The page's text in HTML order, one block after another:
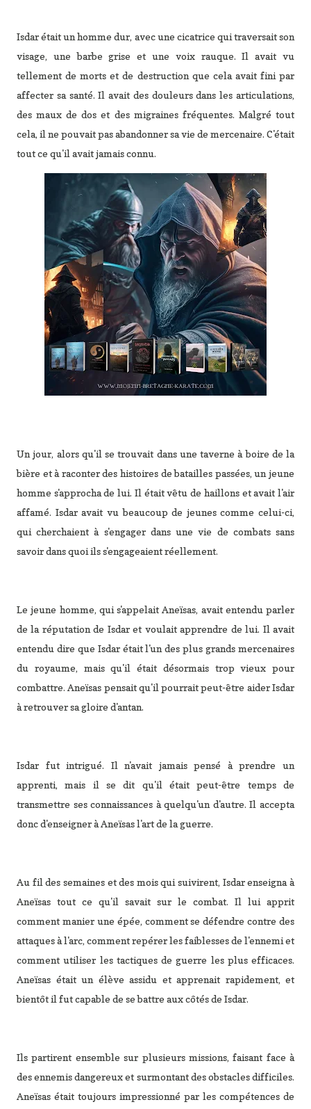
Isdar était un homme dur, avec une cicatrice qui traversait son
visage, une barbe grise et une voix rauque. Il avait vu
tellement de morts et de destruction que cela avait fini par
affecter sa santé. Il avait des douleurs dans les articulations,
des maux de dos et des migraines fréquentes. Malgré tout
cela, il ne pouvait pas abandonner sa vie de mercenaire. C'était
tout ce qu'il avait jamais connu.
Un jour, alors qu'il se trouvait dans une taverne à boire de la
bière et à raconter des histoires de batailles passées, un jeune
homme s'approcha de lui. Il était vêtu de haillons et avait l'air
affamé. Isdar avait vu beaucoup de jeunes comme celui-ci,
qui cherchaient à s'engager dans une vie de combats sans
savoir dans quoi ils s'engageaient réellement.
Le jeune homme, qui s'appelait Aneïsas, avait entendu parler
de la réputation de Isdar et voulait apprendre de lui. Il avait
entendu dire que Isdar était l'un des plus grands mercenaires
du royaume, mais qu'il était désormais trop vieux pour
combattre. Aneïsas pensait qu'il pourrait peut-être aider Isdar
à retrouver sa gloire d'antan.
Isdar fut intrigué. Il n'avait jamais pensé à prendre un
apprenti, mais il se dit qu'il était peut-être temps de
transmettre ses connaissances à quelqu'un d'autre. Il accepta
donc d'enseigner à Aneïsas l'art de la guerre.
Au fil des semaines et des mois qui suivirent, Isdar enseigna à
Aneïsas tout ce qu'il savait sur le combat. Il lui apprit
comment manier une épée, comment se défendre contre des
attaques à l'arc, comment repérer les faiblesses de l'ennemi et
comment utiliser les tactiques de guerre les plus efficaces.
Aneïsas était un élève assidu et apprenait rapidement, et
bientôt il fut capable de se battre aux côtés de Isdar.
Ils partirent ensemble sur plusieurs missions, faisant face à
des ennemis dangereux et surmontant des obstacles difficiles.
Aneïsas était toujours impressionné par les compétences de